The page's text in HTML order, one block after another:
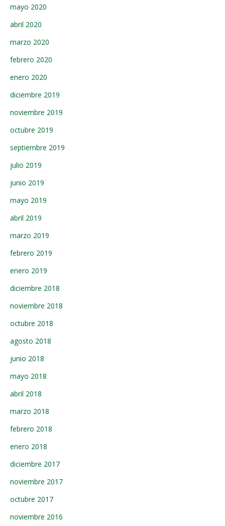
mayo 2020
abril 2020
marzo 2020
febrero 2020
enero 2020
diciembre 2019
noviembre 2019
octubre 2019
septiembre 2019
julio 2019
junio 2019
mayo 2019
abril 2019
marzo 2019
febrero 2019
enero 2019
diciembre 2018
noviembre 2018
octubre 2018
agosto 2018
junio 2018
mayo 2018
abril 2018
marzo 2018
febrero 2018
enero 2018
diciembre 2017
noviembre 2017
octubre 2017
noviembre 2016